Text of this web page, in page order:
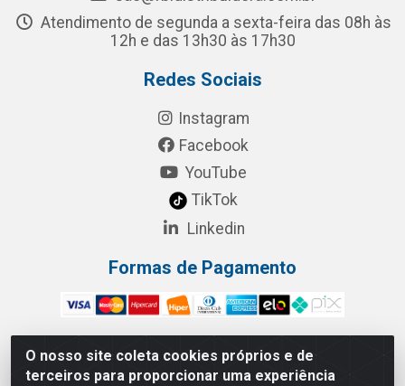
O nosso site coleta cookies próprios e de
terceiros para proporcionar uma experiência
Atendimento de segunda a sexta-feira das 08h às
12h e das 13h30 às 17h30
Redes Sociais
Instagram
Facebook
YouTube
TikTok
Linkedin
Formas de Pagamento
RBL Distribuidora Distribuidora Gomes LTDA - Rua Maximiano